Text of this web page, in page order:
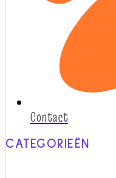
Contact
CATEGORIEËN